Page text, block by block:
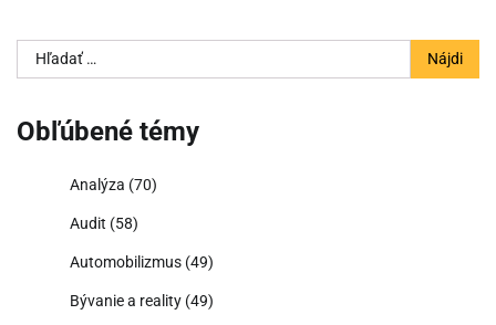
Hľadať:
Obľúbené témy
Analýza (70)
Audit (58)
Automobilizmus (49)
Bývanie a reality (49)